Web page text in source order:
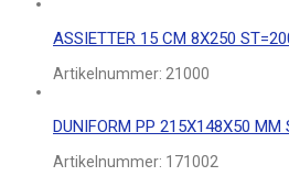
ASSIETTER 15 CM 8X250
Artikelnummer: 21000
DUNIFORM PP 215X148X50
Artikelnummer: 171002